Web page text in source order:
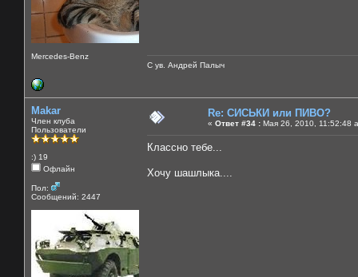
Mercedes-Benz
С ув. Андрей Палыч
Makar
Член клуба
Пользователи
:) 19
Офлайн
Пол:
Сообщений: 2447
Re: СИСЬКИ или ПИВО?
« Ответ #34 : Мая 26, 2010, 11:52:48
Классно тебе...
Хочу шашлыка....